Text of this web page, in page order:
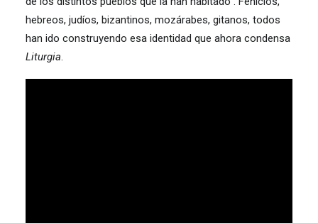
hebreos, judíos, bizantinos, mozárabes, gitanos, todos
han ido construyendo esa identidad que ahora condensa
Liturgia.